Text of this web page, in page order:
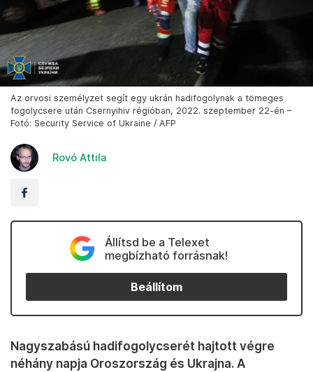
Az orvosi személyzet segít egy ukrán hadifogolynak a tömeges
fogolycsere után Csernyihiv régióban, 2022. szeptember 22-én –
Fotó: Security Service of Ukraine / AFP
Rovó Attila
Állítsd be a Telexet
megbízható forrásnak!
Beállítom
Nagyszabású hadifogolycserét hajtott végre
néhány napja Oroszország és Ukrajna. A